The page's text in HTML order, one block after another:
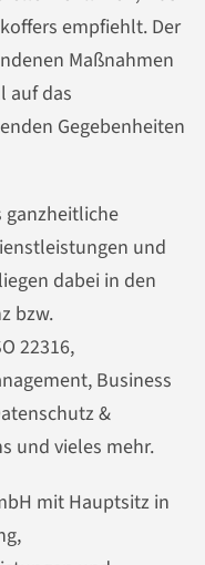
empfiehlt. Der
Maßnahmen
auf das
Gegebenheiten
ganzheitliche
und
dabei in den
bzw.
22316,
Business
&
und vieles mehr.
mit Hauptsitz in